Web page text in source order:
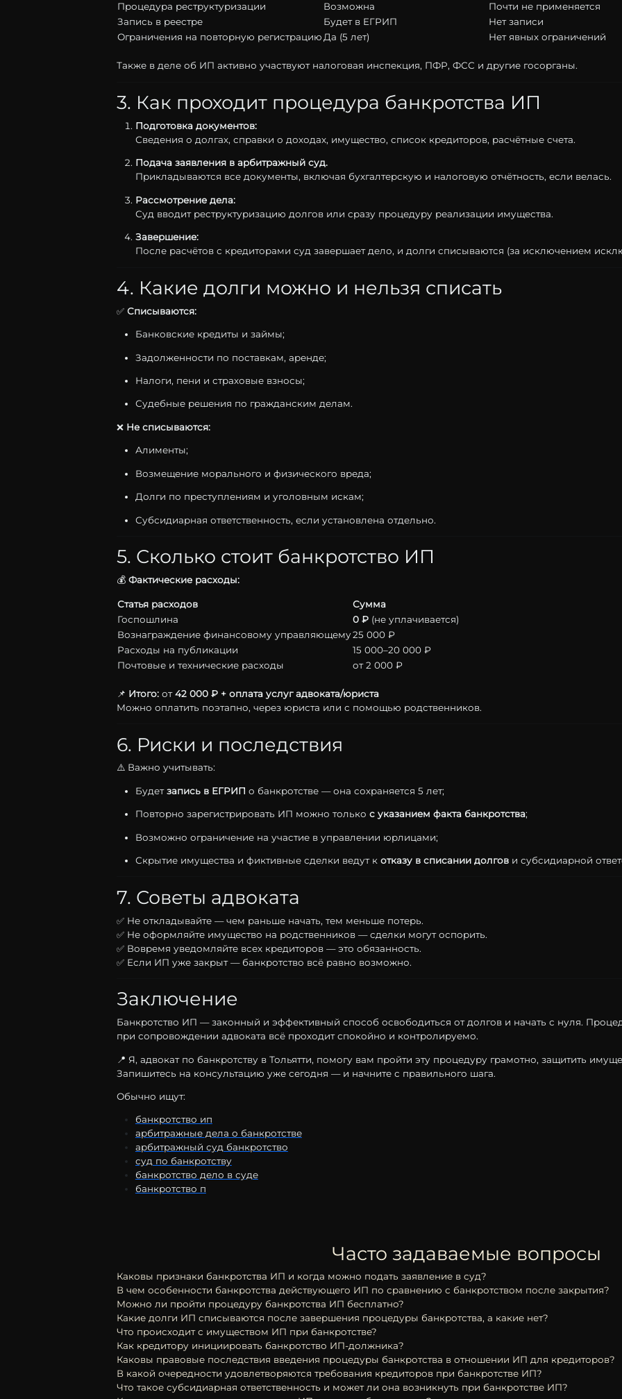
Процедура реструктуризации Возможна Почти не применяется
Запись в реестре Будет в ЕГРИП Нетзаписи
Ограничения на повторную регистрацию Да (5 лет) Нетявных ограничений
Также в деле об ИП активно участвуют налоговая инспекция, ПФР, ФСС и другие госорганы.
3. Как проходит процедура банкротства ИП
Подготовка документов:
Сведения о долгах, справки о доходах, имущество, список кредиторов, расчётные счета.
Подача заявления в арбитражный суд.
Прикладываются все документы, включая бухгалтерскую и налоговую отчётность, если велась.
Рассмотрение дела:
Суд вводит реструктуризацию долгов или сразу процедуру реализации имущества.
Завершение:
После расчётов с кредиторами суд завершает дело, и долги списываются (за исключением
4. Какие долги можно и нельзя списать
✅ Списываются:
Банковские кредиты и займы;
Задолженности по поставкам, аренде;
Налоги, пени и страховые взносы;
Судебные решения по гражданским делам.
❌ Не списываются:
Алименты;
Возмещение морального и физического вреда;
Долги по преступлениям и уголовным искам;
Субсидиарная ответственность, если установлена отдельно.
5. Сколько стоит банкротство ИП
💰 Фактические расходы:
Статья расходов
Сумма
Госпошлина
0 ₽ (не уплачивается)
Вознаграждение финансовому управляющему25 000 ₽
Расходы на публикации 15 000–20 000 ₽
Почтовые и технические расходы от2 000 ₽
📌 Итого: от42 000 ₽ + оплата услуг адвоката/юриста
Можно оплатить поэтапно, через юриста или с помощью родственников.
6. Риски и последствия
⚠️ Важно учитывать:
Будетзапись в ЕГРИП о банкротстве —она сохраняется 5 лет;
Повторно зарегистрировать ИП можно только с указанием факта банкротства;
Возможно ограничение на участие в управлении юрлицами;
Скрытие имущества и фиктивные сделки ведут к отказу в списании долгов и субсидиарной
7. Советы адвоката
✅ Не откладывайте —чем раньше начать, тем меньше потерь.
✅ Не оформляйте имущество на родственников —сделки могутоспорить.
✅ Вовремя уведомляйте всех кредиторов —это обязанность.
✅ Если ИП уже закрыт — банкротство всё равно возможно.
Заключение
Банкротство ИП —законный и эффективный способ освободиться от долгов и начать с нуля.
при сопровождении адвоката всё проходитспокойно и контролируемо.
📍 Я, адвокат по банкротству в Тольятти, помогу вам пройти эту процедуру грамотно, защитить
Запишитесь на консультацию уже сегодня — и начните с правильного шага.
Обычно ищут:
банкротство ип
арбитражные дела о банкротстве
арбитражный суд банкротство
суд по банкротству
банкротство дело в суде
банкротство п
Часто задаваемые вопросы
Каковы признаки банкротства ИП и когда можно подать заявление в суд?
В чем особенности банкротства действующего ИП по сравнению с банкротством после закрытия?
Можно ли пройти процедуру банкротства ИП бесплатно?
Какие долги ИП списываются после завершения процедуры банкротства, а какие нет?
Что происходит с имуществом ИП при банкротстве?
Как кредитору инициировать банкротство ИП-должника?
Каковы правовые последствия введения процедуры банкротства в отношении ИП для кредиторов?
В какой очередности удовлетворяются требования кредиторов при банкротстве ИП?
Что такое субсидиарная ответственность и может ли она возникнуть при банкротстве ИП?